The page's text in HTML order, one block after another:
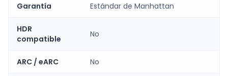
Garantía Estándar de Manhattan
HDR
compatible
No
ARC / eARC No